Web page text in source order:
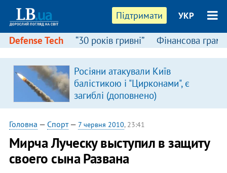
Підтримати УКР
Defense Tech “30 років гривні” Фінансова
Росіяни атакували Київ
балістикою і "Цирконами", є
загиблі (доповнено)
Головна — Спорт— 7 червня 2010, 23:41
Мирча Луческу выступил в защиту
своего сына Развана